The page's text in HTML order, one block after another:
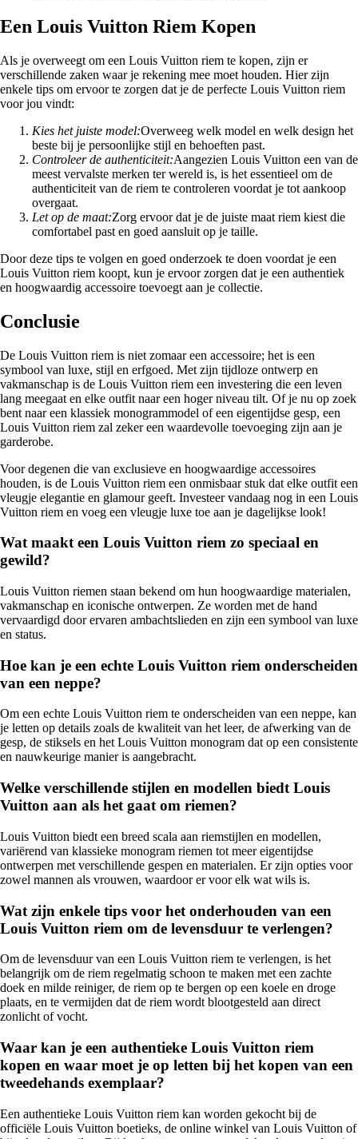
Een Louis Vuitton Riem Kopen
Als je overweegt om een Louis Vuitton riem te kopen, zijn er
verschillende zaken waar je rekening mee moet houden. Hier zijn
enkele tips om ervoor te zorgen dat je de perfecte Louis Vuitton riem
voor jou vindt:
Kies het juiste model:Overweeg welk model en welk design het
beste bij je persoonlijke stijl en behoeften past.
Controleer de authenticiteit:Aangezien Louis Vuitton een van de
meest vervalste merken ter wereld is, is het essentieel om de
authenticiteit van de riem te controleren voordat je tot aankoop
overgaat.
Let op de maat:Zorg ervoor dat je de juiste maat riem kiest die
comfortabel past en goed aansluit op je taille.
Door deze tips te volgen en goed onderzoek te doen voordat je een
Louis Vuitton riem koopt, kun je ervoor zorgen dat je een authentiek
en hoogwaardig accessoire toevoegt aan je collectie.
Conclusie
De Louis Vuitton riem is niet zomaar een accessoire; het is een
symbool van luxe, stijl en erfgoed. Met zijn tijdloze ontwerp en
vakmanschap is de Louis Vuitton riem een investering die een leven
lang meegaat en elke outfit naar een hoger niveau tilt. Of je nu op zoek
bent naar een klassiek monogrammodel of een eigentijdse gesp, een
Louis Vuitton riem zal zeker een waardevolle toevoeging zijn aan je
garderobe.
Voor degenen die van exclusieve en hoogwaardige accessoires
houden, is de Louis Vuitton riem een onmisbaar stuk dat elke outfit een
vleugje elegantie en glamour geeft. Investeer vandaag nog in een Louis
Vuitton riem en voeg een vleugje luxe toe aan je dagelijkse look!
Wat maakt een Louis Vuitton riem zo speciaal en
gewild?
Louis Vuitton riemen staan bekend om hun hoogwaardige materialen,
vakmanschap en iconische ontwerpen. Ze worden met de hand
vervaardigd door ervaren ambachtslieden en zijn een symbool van luxe
en status.
Hoe kan je een echte Louis Vuitton riem onderscheiden
van een neppe?
Om een echte Louis Vuitton riem te onderscheiden van een neppe, kan
je letten op details zoals de kwaliteit van het leer, de afwerking van de
gesp, de stiksels en het Louis Vuitton monogram dat op een consistente
en nauwkeurige manier is aangebracht.
Welke verschillende stijlen en modellen biedt Louis
Vuitton aan als het gaat om riemen?
Louis Vuitton biedt een breed scala aan riemstijlen en modellen,
variërend van klassieke monogram riemen tot meer eigentijdse
ontwerpen met verschillende gespen en materialen. Er zijn opties voor
zowel mannen als vrouwen, waardoor er voor elk wat wils is.
Wat zijn enkele tips voor het onderhouden van een
Louis Vuitton riem om de levensduur te verlengen?
Om de levensduur van een Louis Vuitton riem te verlengen, is het
belangrijk om de riem regelmatig schoon te maken met een zachte
doek en milde reiniger, de riem op te bergen op een koele en droge
plaats, en te vermijden dat de riem wordt blootgesteld aan direct
zonlicht of vocht.
Waar kan je een authentieke Louis Vuitton riem
kopen en waar moet je op letten bij het kopen van een
tweedehands exemplaar?
Een authentieke Louis Vuitton riem kan worden gekocht bij de
officiële Louis Vuitton boetieks, de online winkel van Louis Vuitton of